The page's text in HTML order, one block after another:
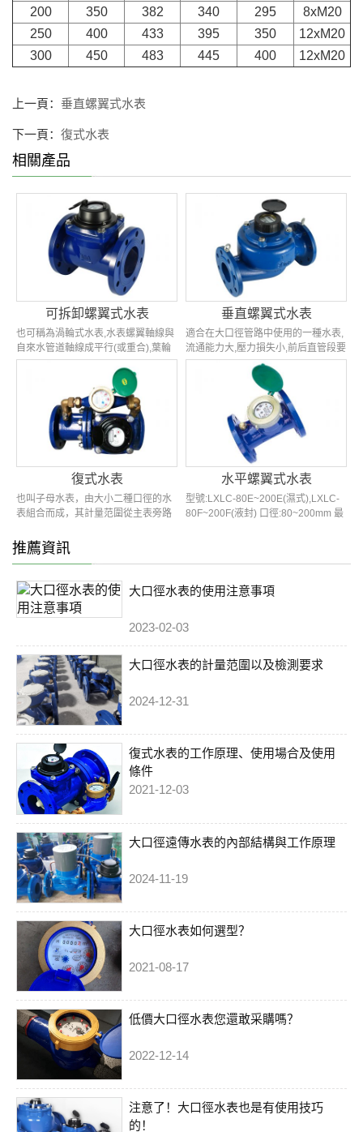
200
350 382 340 295
8xM20
250
400 433 395 350
12xM20
300
450 483 445 400 12xM20
上一頁： 垂直螺翼式水表
下一頁： 復式水表
相關產品
可拆卸螺翼式水表
也可稱為渦輪式水表,水表螺翼軸線與
自來水管道軸線成平行(或重合),葉輪
采用螺翼形狀,可拆卸結構,無需把表殼
從管道上拆下,就能輕松的更換維修...
垂直螺翼式水表
適合在大口徑管路中使用的一種水表,
流通能力大,壓力損失小,前后直管段要
求大大降低,便于在窄小空間安裝,能在
水質環境惡劣的條件下正常工作...
復式水表
也叫子母水表，由大小二種口徑的水
表組合而成，其計量范圍從主表旁路
表的最大流量，量程比達到1250～
3000。...
水平螺翼式水表
型號:LXLC-80E~200E(濕式),LXLC-
80F~200F(液封) 口徑:80~200mm 最
推薦資訊
大口徑水表的使用注意事項
2023-02-03
大口徑水表的計量范圍以及檢測要求
2024-12-31
復式水表的工作原理、使用場合及使用
條件
2021-12-03
大口徑遠傳水表的內部結構與工作原理
2024-11-19
大口徑水表如何選型？
2021-08-17
低價大口徑水表您還敢采購嗎？
2022-12-14
注意了！大口徑水表也是有使用技巧
的！